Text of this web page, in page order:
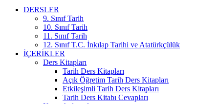
DERSLER
9. Sınıf Tarih
10. Sınıf Tarih
11. Sınıf Tarih
12. Sınıf T.C. İnkılap Tarihi ve Atatürkçülük
İÇERIKLER
Ders Kitapları
Tarih Ders Kitapları
Açık Öğretim Tarih Ders Kitapları
Etkileşimli Tarih Ders Kitapları
Tarih Ders Kitabı Cevapları